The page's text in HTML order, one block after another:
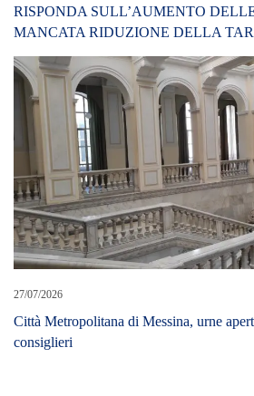
RISPONDA SULL’AUMENTO
MANCATA RIDUZIONE DELLA
27/07/2026
Città Metropolitana di Messina, urne
consiglieri